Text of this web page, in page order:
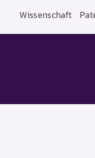
Wissenschaft